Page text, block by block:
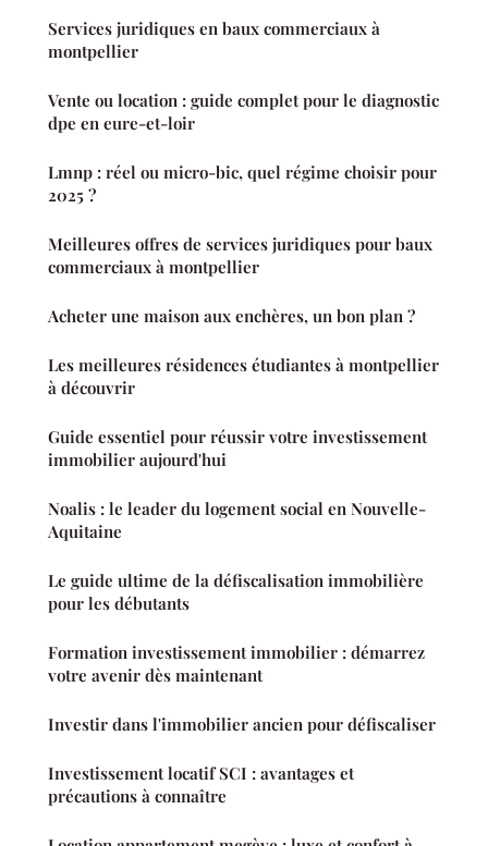
Services juridiques en baux commerciaux à
montpellier
Vente ou location : guide complet pour le diagnostic
dpe en eure-et-loir
Lmnp : réel ou micro-bic, quel régime choisir pour
2025 ?
Meilleures offres de services juridiques pour baux
commerciaux à montpellier
Acheter une maison aux enchères, un bon plan ?
Les meilleures résidences étudiantes à montpellier
à découvrir
Guide essentiel pour réussir votre investissement
immobilier aujourd'hui
Noalis : le leader du logement social en Nouvelle-
Aquitaine
Le guide ultime de la défiscalisation immobilière
pour les débutants
Formation investissement immobilier : démarrez
votre avenir dès maintenant
Investir dans l'immobilier ancien pour défiscaliser
Investissement locatif SCI : avantages et
précautions à connaître